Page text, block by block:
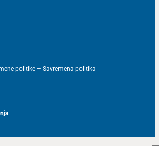
politike – Savremena politika